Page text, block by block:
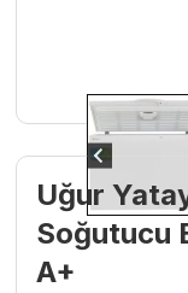
Uğur
Soğutucu
A+